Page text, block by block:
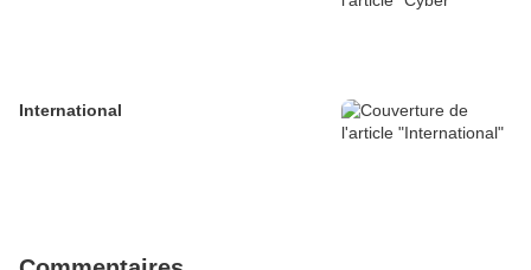
International